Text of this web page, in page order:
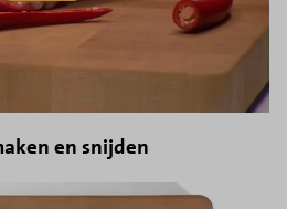
en snijden